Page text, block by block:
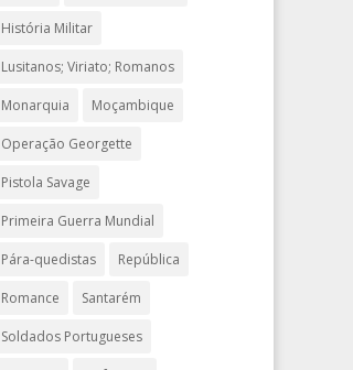
História Militar
Lusitanos; Viriato; Romanos
Monarquia Moçambique
Operação Georgette
Pistola Savage
Primeira Guerra Mundial
Pára-quedistas República
Romance Santarém
Soldados Portugueses